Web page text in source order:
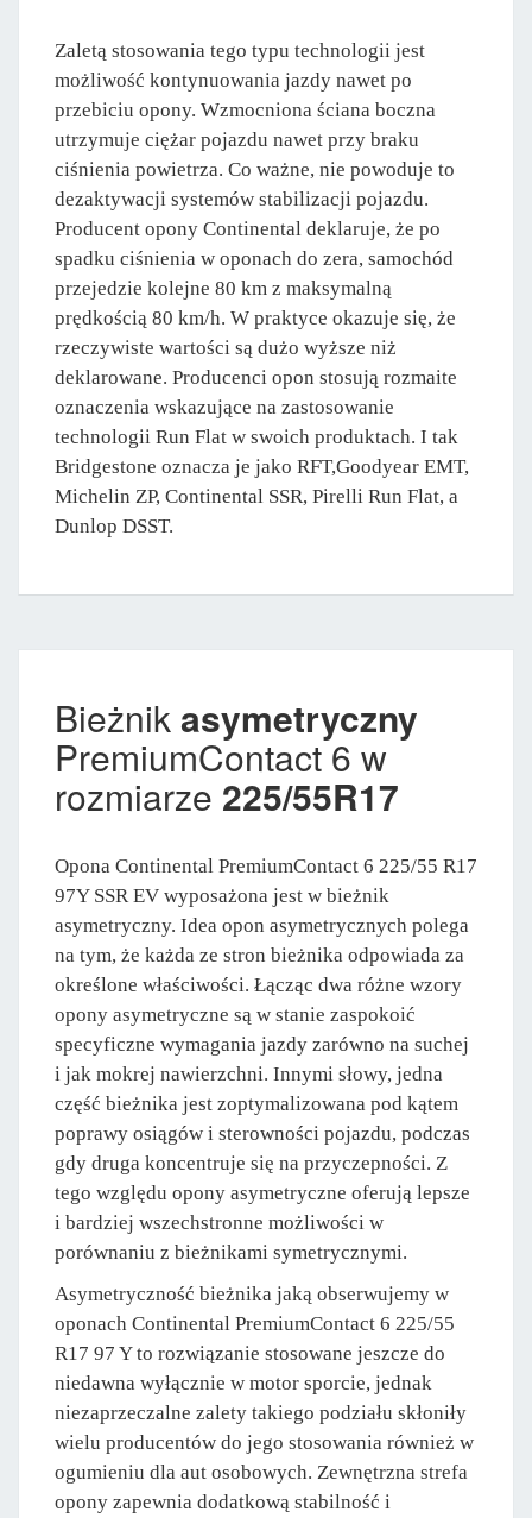
Zaletą stosowania tego typu technologii jest
możliwość kontynuowania jazdy nawet po
przebiciu opony. Wzmocniona ściana boczna
utrzymuje ciężar pojazdu nawet przy braku
ciśnienia powietrza. Co ważne, nie powoduje to
dezaktywacji systemów stabilizacji pojazdu.
Producent opony Continental deklaruje, że po
spadku ciśnienia w oponach do zera, samochód
przejedzie kolejne 80 km z maksymalną
prędkością 80 km/h. W praktyce okazuje się, że
rzeczywiste wartości są dużo wyższe niż
deklarowane. Producenci opon stosują rozmaite
oznaczenia wskazujące na zastosowanie
technologii Run Flat w swoich produktach. I tak
Bridgestone oznacza je jako RFT,Goodyear EMT,
Michelin ZP, Continental SSR, Pirelli Run Flat, a
Dunlop DSST.
Bieżnikasymetryczny
PremiumContact 6 w
rozmiarze 225/55R17
Opona Continental PremiumContact 6 225/55 R17
97Y SSR EV wyposażona jest w bieżnik
asymetryczny. Idea opon asymetrycznych polega
na tym, że każda ze stron bieżnika odpowiada za
określone właściwości. Łącząc dwa różne wzory
opony asymetryczne są w stanie zaspokoić
specyficzne wymagania jazdy zarówno na suchej
i jak mokrej nawierzchni. Innymi słowy, jedna
część bieżnika jest zoptymalizowana pod kątem
poprawy osiągów i sterowności pojazdu, podczas
gdy druga koncentruje się na przyczepności. Z
tego względu opony asymetryczne oferują lepsze
i bardziej wszechstronne możliwości w
porównaniu z bieżnikami symetrycznymi.
Asymetryczność bieżnika jaką obserwujemy w
oponach Continental PremiumContact 6 225/55
R17 97 Y to rozwiązanie stosowane jeszcze do
niedawna wyłącznie w motor sporcie, jednak
niezaprzeczalne zalety takiego podziału skłoniły
wielu producentów do jego stosowania również w
ogumieniu dla aut osobowych. Zewnętrzna strefa
opony zapewnia dodatkową stabilność i